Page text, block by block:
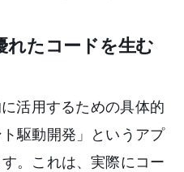
れたコードを生む
活用するための具体的
駆動開発」というアプ
。これは、実際にコー